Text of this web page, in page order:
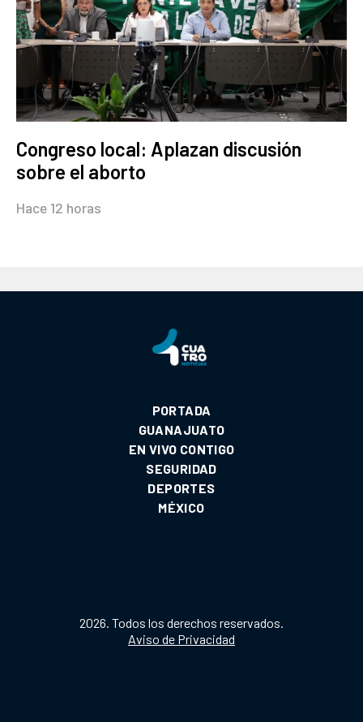
Congreso local: Aplazan discusión
sobre el aborto
Hace 12 horas
PORTADA
GUANAJUATO
EN VIVO CONTIGO
SEGURIDAD
DEPORTES
MÉXICO
2026. Todos los derechos reservados.
Aviso de Privacidad